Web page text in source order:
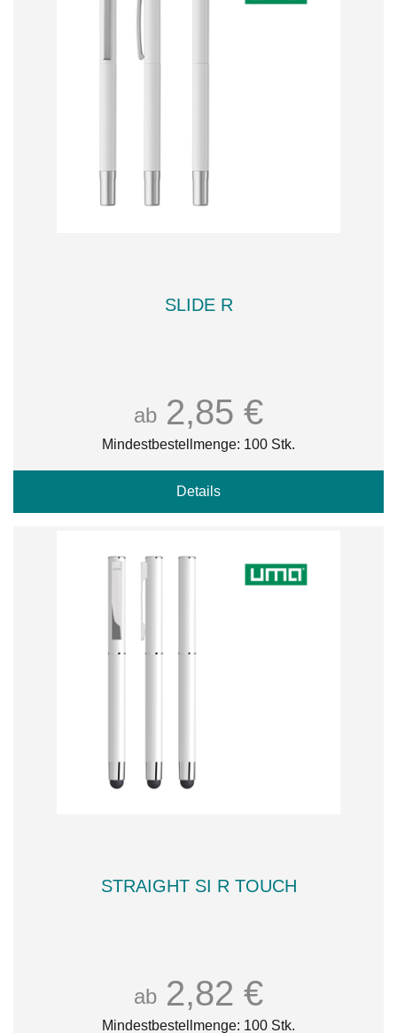
SLIDE R
ab 2,85 €
Mindestbestellmenge: 100 Stk.
Details
STRAIGHT SI R TOUCH
ab 2,82 €
Mindestbestellmenge: 100 Stk.